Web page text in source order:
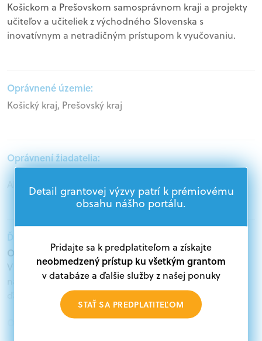
Košickom a Prešovskom samosprávnom kraji a projekty
učiteľov a učiteliek z východného Slovenska s
inovatívnym a netradičným prístupom k vyučovaniu.
Oprávnené územie:
Košický kraj, Prešovský kraj
Oprávnení žiadatelia:
Akademický sektor
Ďalšie informácie:
Oprávnení žiadatelia:
V databáze grantov a dotácií na portáli Grantexpert.sk
nájdete aktuálne výzvy z eurofondov, plánu obnovy a
ďalších zdrojov.
Oprávnení partneri:
Detail grantovej výzvy patrí k prémiovému
obsahu nášho portálu.
Pridajte sa k predplatiteľom a získajte
neobmedzený prístup ku všetkým grantom
v databáze a ďalšie služby z našej ponuky
STAŤ SA PREDPLATITEĽOM